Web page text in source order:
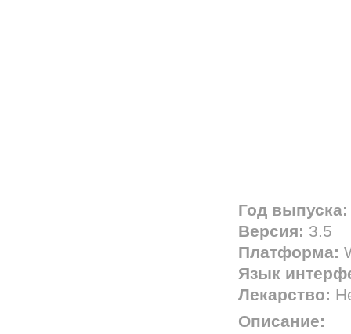
Год выпуска:
Версия: 3.5
Платформа:
Язык
Лекарство:
Описание: